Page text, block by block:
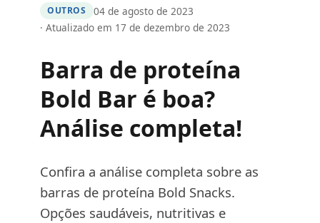
OUTROS
04 de agosto de 2023
· Atualizado em 17 de dezembro de 2023
Barra de proteína
Bold Bar é boa?
Análise completa!
Confira a análise completa sobre as
barras de proteína Bold Snacks.
Opções saudáveis, nutritivas e